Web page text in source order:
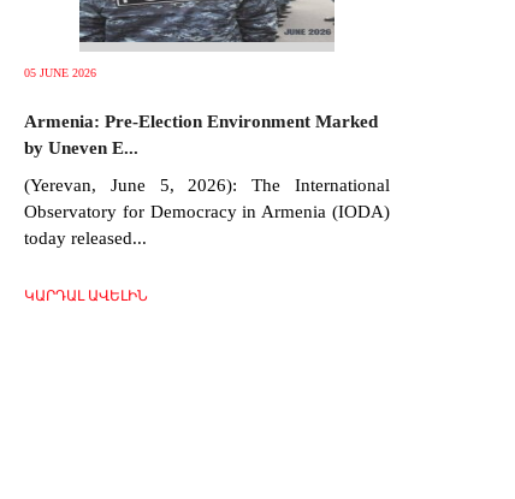
05 JUNE 2026
Armenia: Pre-Election Environment Marked
by Uneven E...
(Yerevan, June 5, 2026): The International
Observatory for Democracy in Armenia (IODA)
today released...
ԿԱՐԴԱԼ ԱՎԵԼԻՆ